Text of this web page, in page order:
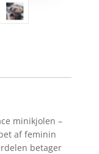
minikjolen –
af feminin
betager